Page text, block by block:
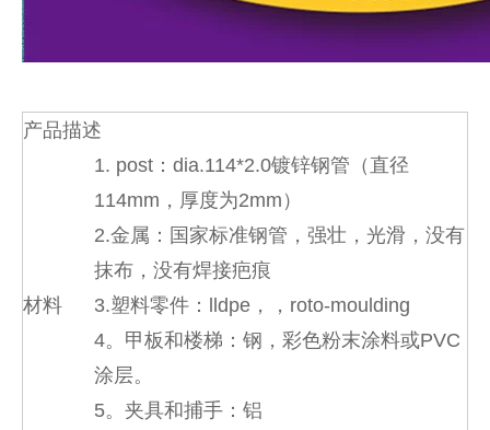
产品描述
材料
1. post：dia.114*2.0镀锌钢管（直径
114mm，厚度为2mm）
2.金属：国家标准钢管，强壮，光滑，没有
抹布，没有焊接疤痕
3.塑料零件：lldpe，，roto-moulding
4。甲板和楼梯：钢，彩色粉末涂料或PVC
涂层。
5。夹具和捕手：铝